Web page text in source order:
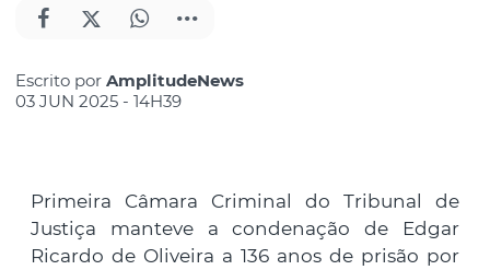
Escrito por AmplitudeNews
03 JUN 2025 - 14H39
Primeira Câmara Criminal do Tribunal de
Justiça manteve a condenação de Edgar
Ricardo de Oliveira a 136 anos de prisão por